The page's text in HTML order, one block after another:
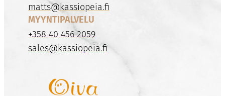
matts@kassiopeia.fi
MYYNTIPALVELU
+358 40 456 2059
sales@kassiopeia.fi